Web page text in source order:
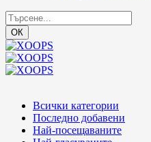
ОК
Всички категории
Последно добавени
Най-посещаваните